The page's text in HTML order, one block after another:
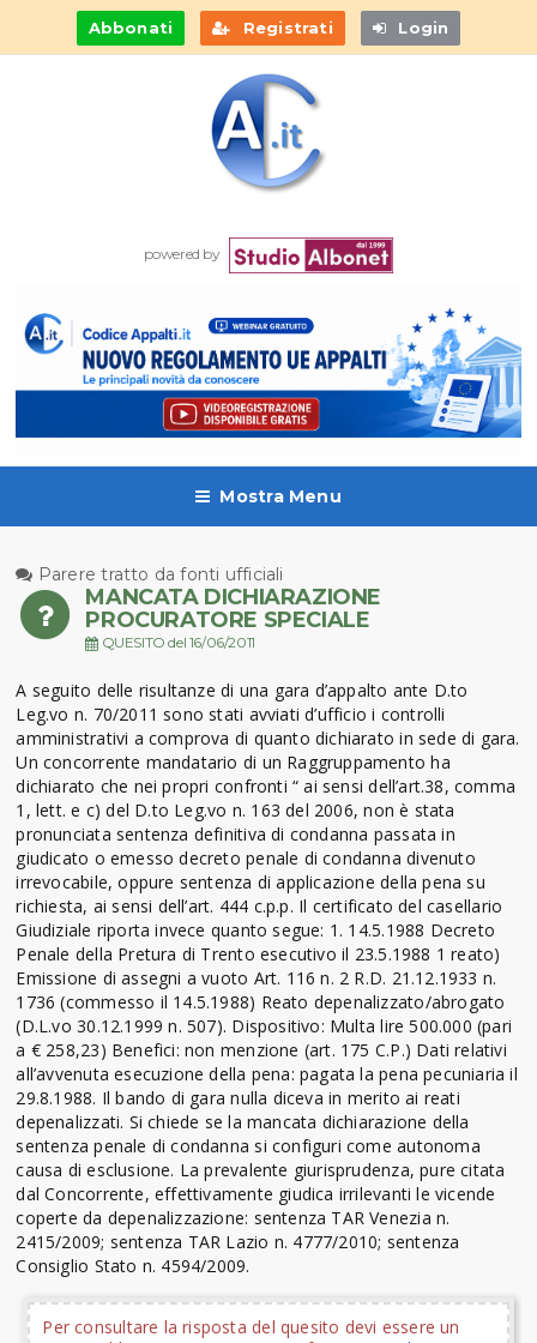
Abbonati Registrati Login
powered by
Mostra Menu
Parere tratto da fonti ufficiali
MANCATA DICHIARAZIONE
PROCURATORE SPECIALE
QUESITO del 16/06/2011
A seguito delle risultanze di una gara d’appalto ante D.to
Leg.vo n. 70/2011 sono stati avviati d’ufficio i controlli
amministrativi a comprova di quanto dichiarato in sede di gara.
Un concorrente mandatario di un Raggruppamento ha
dichiarato che nei propri confronti “ ai sensi dell’art.38, comma
1, lett. e c) del D.to Leg.vo n. 163 del 2006, non è stata
pronunciata sentenza definitiva di condanna passata in
giudicato o emesso decreto penale di condanna divenuto
irrevocabile, oppure sentenza di applicazione della pena su
richiesta, ai sensi dell’art. 444 c.p.p. Il certificato del casellario
Giudiziale riporta invece quanto segue: 1. 14.5.1988 Decreto
Penale della Pretura di Trento esecutivo il 23.5.1988 1 reato)
Emissione di assegni a vuoto Art. 116 n. 2 R.D. 21.12.1933 n.
1736 (commesso il 14.5.1988) Reato depenalizzato/abrogato
(D.L.vo 30.12.1999 n. 507). Dispositivo: Multa lire 500.000 (pari
a € 258,23) Benefici: non menzione (art. 175 C.P.) Dati relativi
all’avvenuta esecuzione della pena: pagata la pena pecuniaria il
29.8.1988. Il bando di gara nulla diceva in merito ai reati
depenalizzati. Si chiede se la mancata dichiarazione della
sentenza penale di condanna si configuri come autonoma
causa di esclusione. La prevalente giurisprudenza, pure citata
dal Concorrente, effettivamente giudica irrilevanti le vicende
coperte da depenalizzazione: sentenza TAR Venezia n.
2415/2009; sentenza TAR Lazio n. 4777/2010; sentenza
Consiglio Stato n. 4594/2009.
Per consultare la risposta del quesito devi essere un